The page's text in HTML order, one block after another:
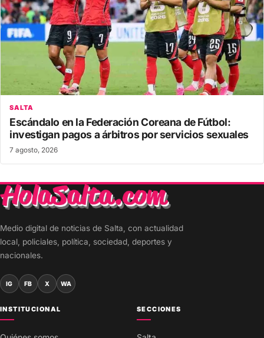
SALTA
Escándalo en la Federación Coreana de Fútbol:
investigan pagos a árbitros por servicios sexuales
7 agosto, 2026
Medio digital de noticias de Salta, con actualidad
local, policiales, política, sociedad, deportes y
nacionales.
IG FB X WA
INSTITUCIONAL SECCIONES